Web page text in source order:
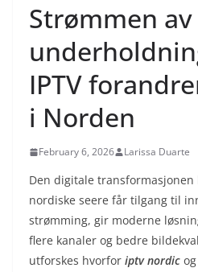
Strømmen av
IPTV
i Norden
February 6, 2026 Larissa Duarte
Den digitale
nordiske seere får tilgang til
strømming, gir moderne
flere kanaler og bedre
utforskes hvorfor iptv nordic